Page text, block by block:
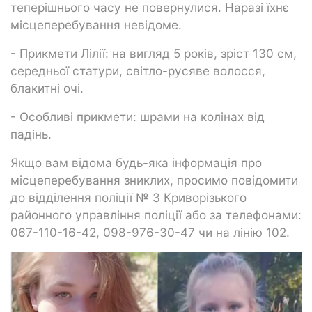
теперішнього часу не повернулися. Наразі їхнє
місцеперебування невідоме.
- Прикмети Лілії: на вигляд 5 років, зріст 130 см,
середньої статури, світло-русяве волосся,
блакитні очі.
- Особливі прикмети: шрами на колінах від
падінь.
Якщо вам відома будь-яка інформація про
місцеперебування зниклих, просимо повідомити
до відділення поліції № 3 Криворізького
районного управління поліції або за телефонами:
067-110-16-42, 098-976-30-47 чи на лінію 102.